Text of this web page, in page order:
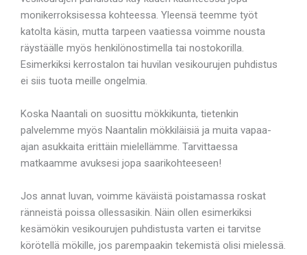
monikerroksisessa kohteessa. Yleensä teemme työt
katolta käsin, mutta tarpeen vaatiessa voimme nousta
räystäälle myös henkilönostimella tai nostokorilla.
Esimerkiksi kerrostalon tai huvilan vesikourujen puhdistus
ei siis tuota meille ongelmia.
Koska Naantali on suosittu mökkikunta, tietenkin
palvelemme myös Naantalin mökkiläisiä ja muita vapaa-
ajan asukkaita erittäin mielellämme. Tarvittaessa
matkaamme avuksesi jopa saarikohteeseen!
Jos annat luvan, voimme käväistä poistamassa roskat
ränneistä poissa ollessasikin. Näin ollen esimerkiksi
kesämökin vesikourujen puhdistusta varten ei tarvitse
körötellä mökille, jos parempaakin tekemistä olisi mielessä.